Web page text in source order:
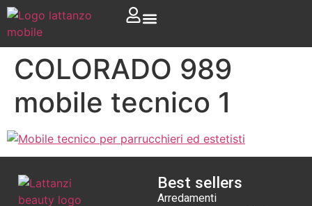
COLORADO 989
mobile tecnico 1
Best sellers
Arredamenti